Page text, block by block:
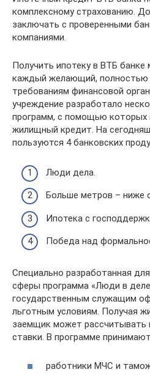
комплексному страхованию.
заключать с проверенными
компаниями.
Получить ипотеку в ВТБ банке
каждый желающий,
требованиям финансовой
учреждение разработало
программ, с помощью
жилищный кредит. На
пользуются 4 банковских
Люди дела.
Больше метров – ниже
Ипотека с
Победа над
Специально разработанная
сферы программа «Люди в
государственным служащим
льготным условиям. Получая
заемщик может рассчитывать
ставки. В программе
работники МЧС и